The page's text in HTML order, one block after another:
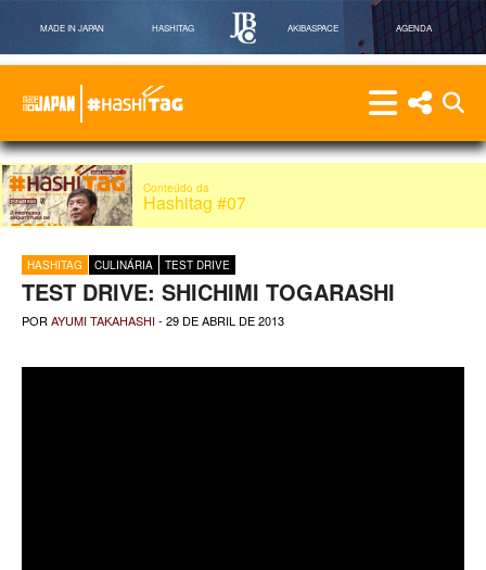
MADE IN JAPAN HASHITAG AKIBASPACE AGENDA
menu menu
Conteúdo da
Hashitag #07
HASHITAG CULINÁRIA TEST DRIVE
TEST DRIVE: SHICHIMI TOGARASHI
POR AYUMI TAKAHASHI- 29 DE ABRIL DE 2013